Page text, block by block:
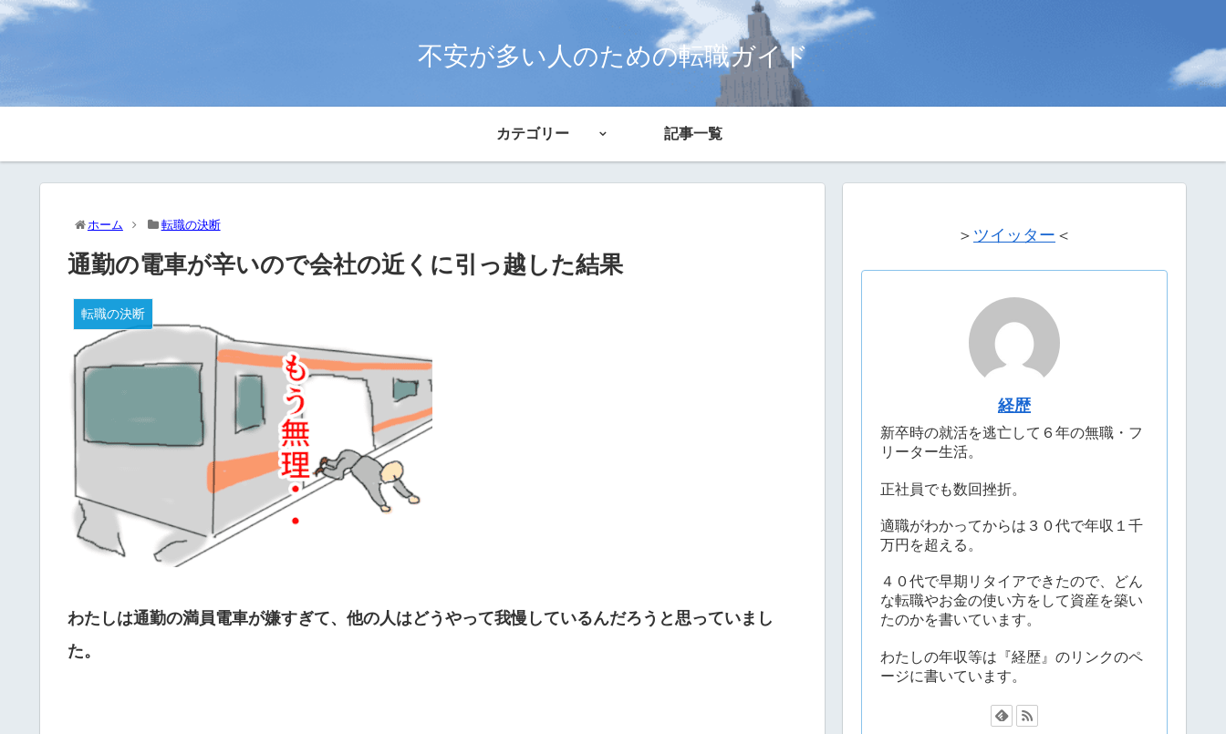
不安が多い人のための転職ガイド
カテゴリー 記事一覧
ホーム 転職の決断
通勤の電車が辛いので会社の近くに引っ越した結果
転職の決断
わたしは通勤の満員電車が嫌すぎて、他の人はどうやって我慢しているんだろうと思っていまし
た。
＞ ツイッター ＜
経歴
新卒時の就活を逃亡して６年の無職・フ
リーター生活。
正社員でも数回挫折。
適職がわかってからは３０代で年収１千
万円を超える。
４０代で早期リタイアできたので、どん
な転職やお金の使い方をして資産を築い
たのかを書いています。
わたしの年収等は『経歴』のリンクのペ
ージに書いています。